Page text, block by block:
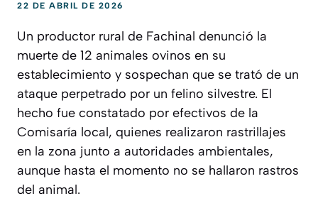
22 DE ABRIL DE 2026
Un productor rural de Fachinal denunció la
muerte de 12 animales ovinos en su
establecimiento y sospechan que se trató de un
ataque perpetrado por un felino silvestre. El
hecho fue constatado por efectivos de la
Comisaría local, quienes realizaron rastrillajes
en la zona junto a autoridades ambientales,
aunque hasta el momento no se hallaron rastros
del animal.